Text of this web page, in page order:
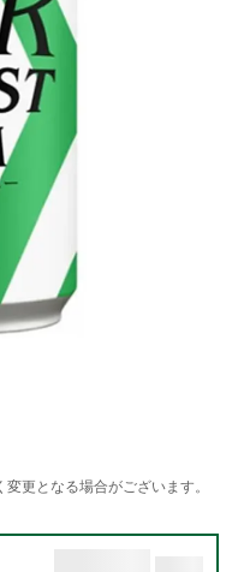
更となる場合がございます。